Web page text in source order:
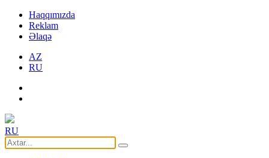
Haqqımızda
Reklam
Əlaqə
AZ
RU
RU